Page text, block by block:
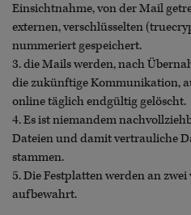
Einsichtnahme, von der Mail
externen, verschlüsselten
nummeriert gespeichert.
3. die Mails werden, nach
die zukünftige Kommunikation,
online täglich endgültig gelöscht.
4. Es ist niemandem
Dateien und damit vertrauliche
stammen.
5. Die Festplatten werden an
aufbewahrt.